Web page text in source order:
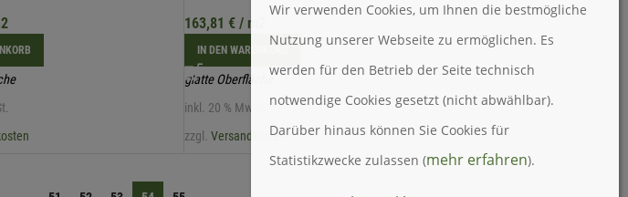
163,81 €/ m2
IN DEN WARENKORB
glatte Oberfläche
inkl. 20 % MwSt.
zzgl. Versandkosten
Wir verwenden Cookies, um Ihnen die bestmögliche
Nutzung unserer Webseite zu ermöglichen. Es
werden für den Betrieb der Seite technisch
notwendige Cookies gesetzt (nicht abwählbar).
Darüber hinaus können Sie Cookies für
Statistikzwecke zulassen (mehr erfahren).